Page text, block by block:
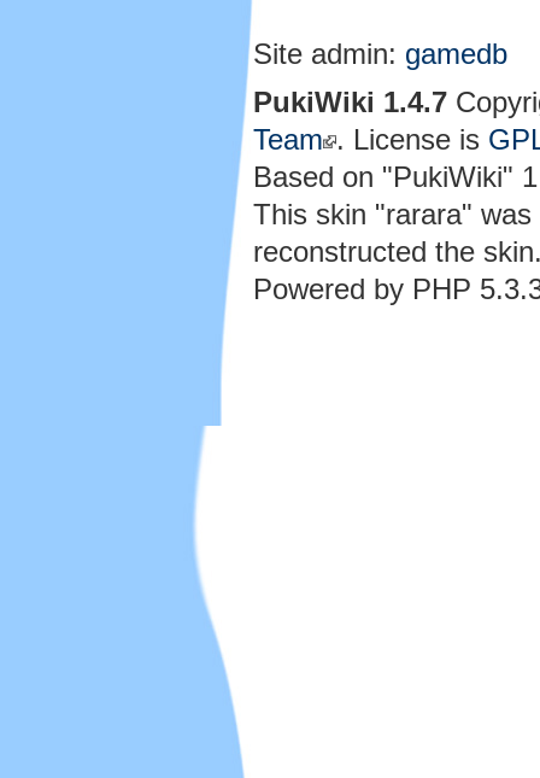
Site admin: gamedb
PukiWiki 1.4.7
Team . License is
Based on "PukiWiki"
This skin "rarara"
reconstructed the
Powered by PHP